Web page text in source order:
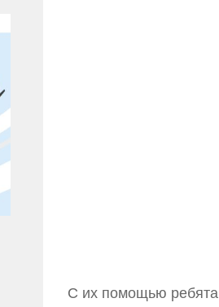
С их помощью ребята